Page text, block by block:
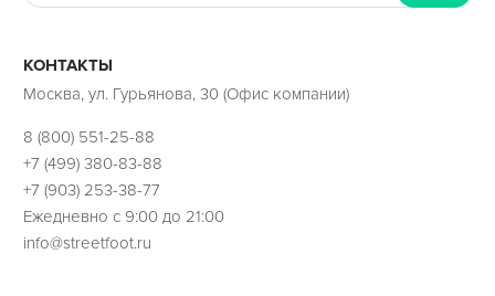
КОНТАКТЫ
Москва, ул. Гурьянова, 30 (Офис компании)
8 (800) 551-25-88
+7 (499) 380-83-88
+7 (903) 253-38-77
Ежедневно с 9:00 до 21:00
info@streetfoot.ru